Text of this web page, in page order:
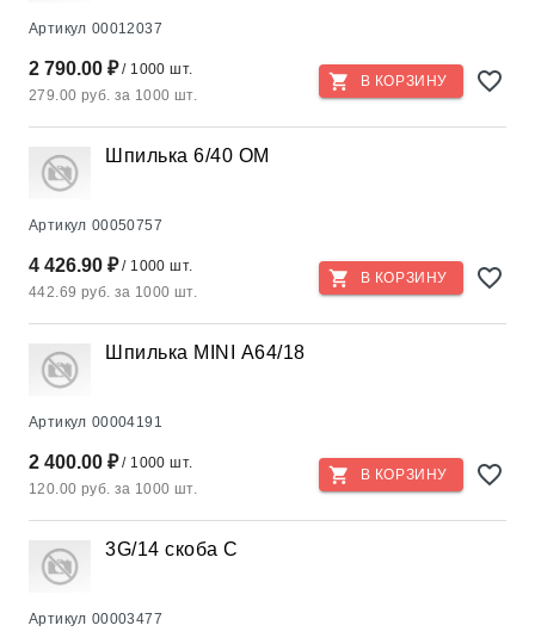
Артикул 00012037
2 790.00 ₽/ 1000 шт.
279.00 руб. за 1000 шт.
В КОРЗИНУ
Шпилька 6/40 ОМ
Артикул 00050757
4 426.90 ₽/ 1000 шт.
442.69 руб. за 1000 шт.
В КОРЗИНУ
Шпилька MINI А64/18
Артикул 00004191
2 400.00 ₽/ 1000 шт.
120.00 руб. за 1000 шт.
В КОРЗИНУ
3G/14 скоба С
Артикул 00003477